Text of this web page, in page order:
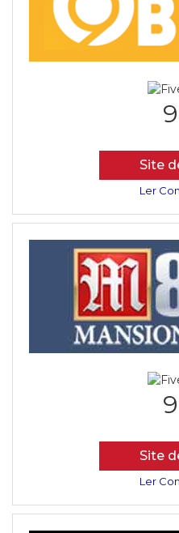
Site
Ler
Site
Ler